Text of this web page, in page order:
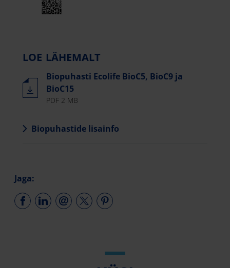
LOE LÄHEMALT
Biopuhasti Ecolife BioC5, BioC9 ja
BioC15
PDF 2 MB
Biopuhastide lisainfo
Jaga: